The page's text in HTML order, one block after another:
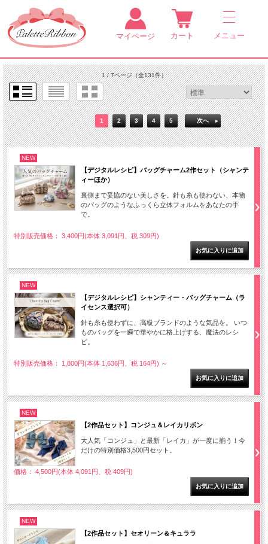
マイページ カート メニュー
1 / 7ページ（全131件）
1 2 3 4 5 次へ
NEW
【デジタルレシピ】バッグチャーム2作セット（シャンテ
ィーほか）
裏側まで妥協のない美しさを。針も糸も使わない、本物
のバッグのようなふっくら立体フォルムをあなたの手
で。
特別販売価格： 3,400円(本体 3,091円、税 309円)
NEW
【デジタルレシピ】シャンティー・バッグチャーム（ラ
イセンス選択可）
針も糸も使わずに、高級ブランドのような気品を。 いつ
ものバッグを一瞬で華やかに格上げする、魔法のレシ
ピ。
特別販売価格： 1,800円(本体 1,636円、税 164円) ～
NEW
【2作品セット】コンジュ＆レイカリボン
大人気「コンジュ」と最新「レイカ」が一度に揃う！今
だけの特別価格3,500円セット。
価格： 4,500円(本体 4,091円、税 409円)
NEW
【2作品セット】セオリーン＆キュララ